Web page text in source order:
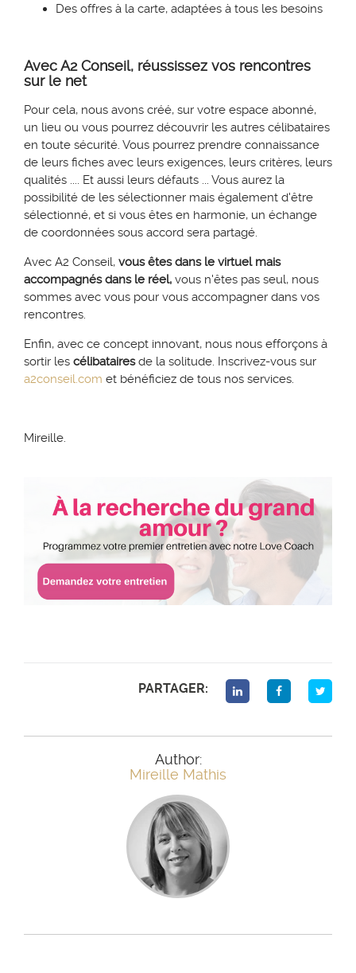
Des offres à la carte, adaptées à tous les besoins
Avec A2 Conseil, réussissez vos rencontres
sur le net
Pour cela, nous avons créé, sur votre espace abonné,
un lieu ou vous pourrez découvrir les autres célibataires
en toute sécurité. Vous pourrez prendre connaissance
de leurs fiches avec leurs exigences, leurs critères, leurs
qualités .... Et aussi leurs défauts ... Vous aurez la
possibilité de les sélectionner mais également d'être
sélectionné, et si vous êtes en harmonie, un échange
de coordonnées sous accord sera partagé.
Avec A2 Conseil, vous êtes dans le virtuel mais
accompagnés dans le réel, vous n'êtes pas seul, nous
sommes avec vous pour vous accompagner dans vos
rencontres.
Enfin, avec ce concept innovant, nous nous efforçons à
sortir les célibatairesde la solitude. Inscrivez-vous sur
a2conseil.com et bénéficiez de tous nos services.
Mireille.
PARTAGER:
Author:
Mireille Mathis